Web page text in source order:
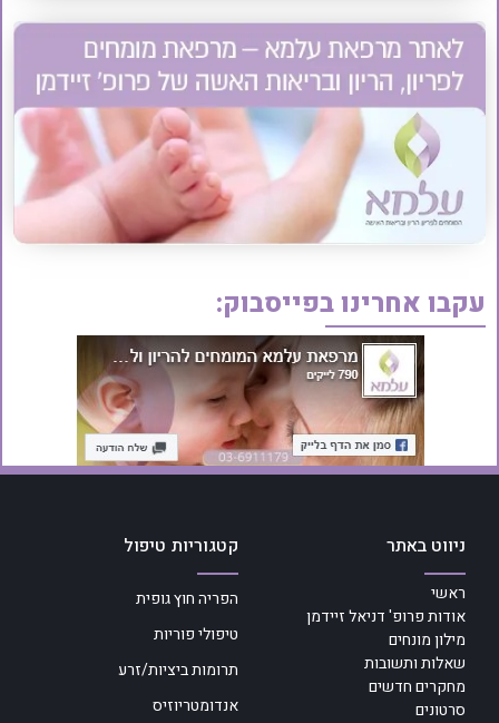
עקבו אחרינו בפייסבוק:
ניווט באתר
ראשי
אודות פרופ' דניאל זיידמן
מילון מונחים
שאלות ותשובות
מחקרים חדשים
סרטונים
קטגוריות טיפול
הפריה חוץ גופית
טיפולי פוריות
תרומות ביציות/זרע
אנדומטריוזיס